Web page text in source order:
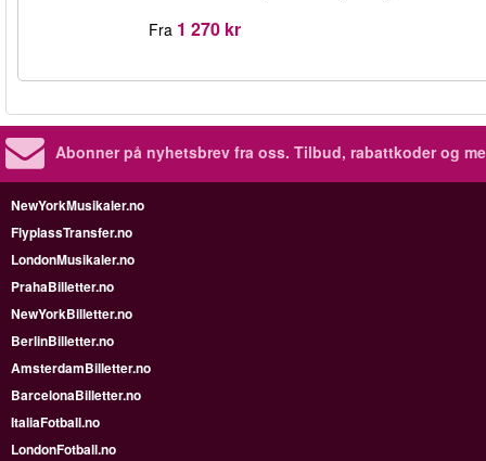
Fra 1 270 kr
Abonner på nyhetsbrev fra oss. Tilbud, rabattkoder og
NewYorkMusikaler.no
FlyplassTransfer.no
LondonMusikaler.no
PrahaBilletter.no
NewYorkBilletter.no
BerlinBilletter.no
AmsterdamBilletter.no
BarcelonaBilletter.no
ItaliaFotball.no
LondonFotball.no